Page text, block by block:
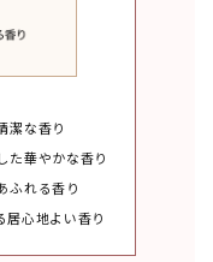
潔な香り
た華やかな香り
ふれる香り
居心地よい香り